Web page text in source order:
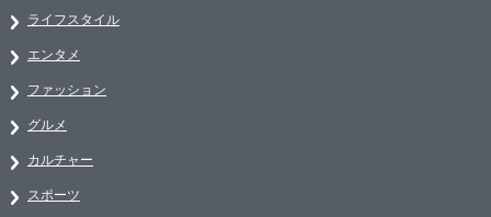
ライフスタイル
エンタメ
ファッション
グルメ
カルチャー
スポーツ